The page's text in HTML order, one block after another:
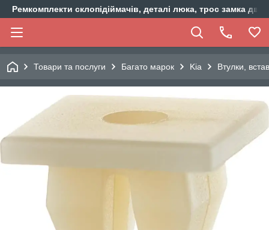
Ремкомплекти склопідіймачів, деталі люка, трос замка
Товари та послуги Багато марок Kia Втулки,